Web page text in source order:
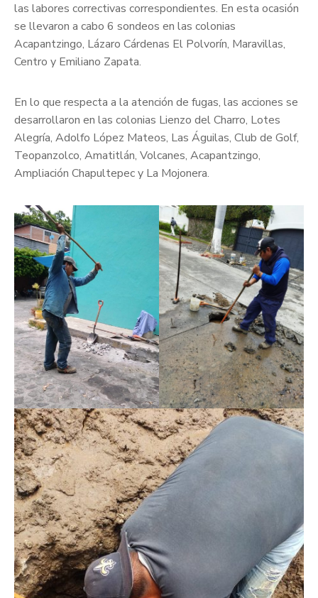
las labores correctivas correspondientes. En esta ocasión
se llevaron a cabo 6 sondeos en las colonias
Acapantzingo, Lázaro Cárdenas El Polvorín, Maravillas,
Centro y Emiliano Zapata.
En lo que respecta a la atención de fugas, las acciones se
desarrollaron en las colonias Lienzo del Charro, Lotes
Alegría, Adolfo López Mateos, Las Águilas, Club de Golf,
Teopanzolco, Amatitlán, Volcanes, Acapantzingo,
Ampliación Chapultepec y La Mojonera.